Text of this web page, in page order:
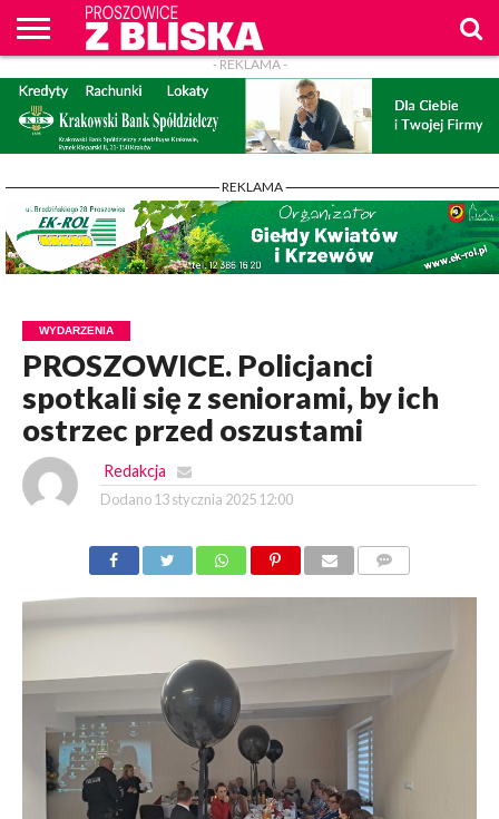
O
NAS
WIADOMOŚCI
ZAPYTAM
WPROST
CENNIK
REKLAM
PROSZOWICE
Z BLISKA
KONTAKT
- REKLAMA -
- REKLAMA -
WYDARZENIA
PROSZOWICE. Policjanci
spotkali się z seniorami, by ich
ostrzec przed oszustami
Redakcja
Dodano 13 stycznia 2025 12:00